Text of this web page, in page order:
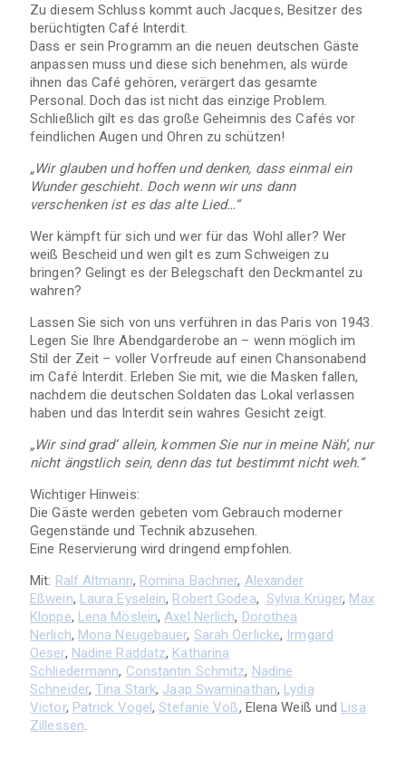
Zu diesem Schluss kommt auch Jacques, Besitzer des
berüchtigten Café Interdit.
Dass er sein Programm an die neuen deutschen Gäste
anpassen muss und diese sich benehmen, als würde
ihnen das Café gehören, verärgert das gesamte
Personal. Doch das ist nicht das einzige Problem.
Schließlich gilt es das große Geheimnis des Cafés vor
feindlichen Augen und Ohren zu schützen!
„Wir glauben und hoffen und denken, dass einmal ein
Wunder geschieht. Doch wenn wir uns dann
verschenken ist es das alte Lied…“
Wer kämpft für sich und wer für das Wohl aller? Wer
weiß Bescheid und wen gilt es zum Schweigen zu
bringen? Gelingt es der Belegschaft den Deckmantel zu
wahren?
Lassen Sie sich von uns verführen in das Paris von 1943.
Legen Sie Ihre Abendgarderobe an – wenn möglich im
Stil der Zeit – voller Vorfreude auf einen Chansonabend
im Café Interdit. Erleben Sie mit, wie die Masken fallen,
nachdem die deutschen Soldaten das Lokal verlassen
haben und das Interdit sein wahres Gesicht zeigt.
„Wir sind grad‘ allein, kommen Sie nur in meine Näh‘, nur
nicht ängstlich sein, denn das tut bestimmt nicht weh.“
Wichtiger Hinweis:
Die Gäste werden gebeten vom Gebrauch moderner
Gegenstände und Technik abzusehen.
Eine Reservierung wird dringend empfohlen.
Mit: Ralf Altmann, Romina Bachner, Alexander
Eßwein, Laura Eyselein, Robert Godea, Sylvia Krüger, Max
Kloppe, Lena Möslein,Axel Nerlich, Dorothea
Nerlich, Mona Neugebauer, Sarah Oerlicke, Irmgard
Oeser, Nadine Raddatz, Katharina
Schliedermann, Constantin Schmitz, Nadine
Schneider,Tina Stark, Jaap Swaminathan, Lydia
Victor, Patrick Vogel,Stefanie Voß, Elena Weiß und Lisa
Zillessen.